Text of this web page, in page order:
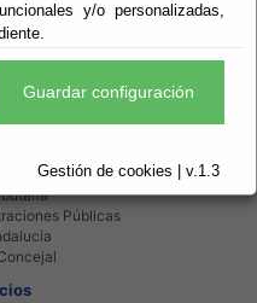
y/o personalizadas,
Guardar configuración
Gestión de cookies | v.1.3
interés
Provincial
del Catastro
Públicas